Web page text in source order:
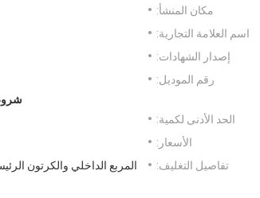
مكان المنشأ:
اسم العلامة التجارية:
إصدار الشهادات:
رقم الموديل:
الحد الأدنى لكمية:
الأسعار:
تفاصيل التغليف: